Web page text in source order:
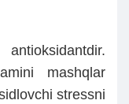
mashqlar
stressni